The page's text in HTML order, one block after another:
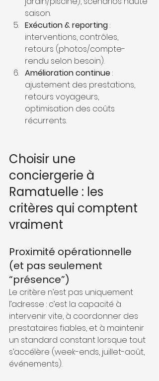
saison.
Exécution & reporting :
interventions, contrôles,
retours (photos/compte-
rendu selon besoin).
Amélioration continue :
ajustement des prestations,
retours voyageurs,
optimisation des coûts
récurrents.
Choisir une
conciergerie à
Ramatuelle : les
critères qui comptent
vraiment
Proximité opérationnelle
(et pas seulement
“présence”)
Le critère n’est pas uniquement
l’adresse : c’est la capacité à
intervenir vite, à coordonner des
prestataires fiables, et à maintenir
un standard constant lorsque tout
s’accélère (week-ends, juillet-août,
événements).